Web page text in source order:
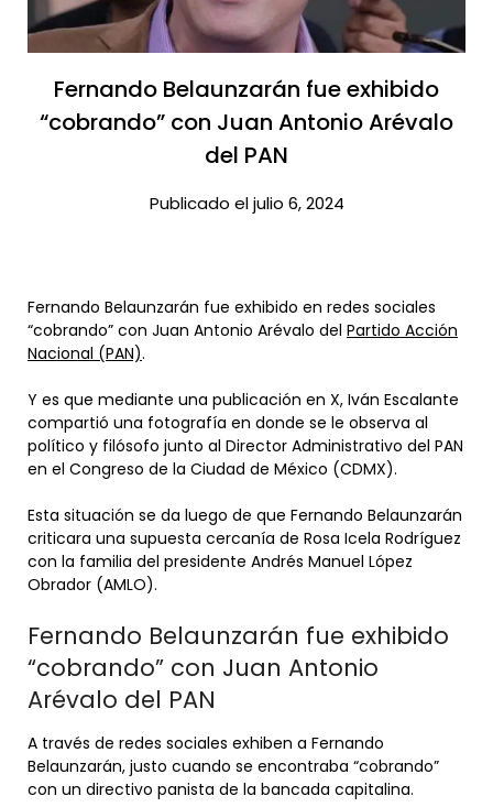
Fernando Belaunzarán fue exhibido
“cobrando” con Juan Antonio Arévalo
del PAN​
Publicado el julio 6, 2024
Fernando Belaunzarán fue exhibido en redes sociales
“cobrando” con Juan Antonio Arévalo del Partido Acción
Nacional (PAN).
Y es que mediante una publicación en X, Iván Escalante
compartió una fotografía en donde se le observa al
político y filósofo junto al Director Administrativo del PAN
en el Congreso de la Ciudad de México (CDMX).
Esta situación se da luego de que Fernando Belaunzarán
criticara una supuesta cercanía de Rosa Icela Rodríguez
con la familia del presidente Andrés Manuel López
Obrador (AMLO).
Fernando Belaunzarán fue exhibido
“cobrando” con Juan Antonio
Arévalo del PAN
A través de redes sociales exhiben a Fernando
Belaunzarán, justo cuando se encontraba “cobrando”
con un directivo panista de la bancada capitalina.